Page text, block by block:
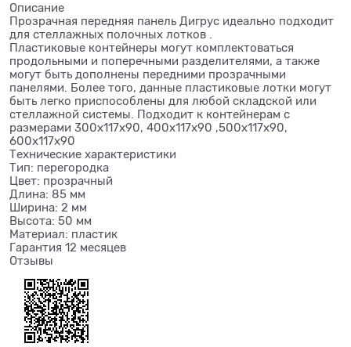
Описание
Прозрачная передняя панель Дигрус идеально подходит
для стеллажных полочных лотков .
Пластиковые контейнеры могут комплектоваться
продольными и поперечными разделителями, а также
могут быть дополнены передними прозрачными
панелями. Более того, данные пластиковые лотки могут
быть легко приспособлены для любой складской или
стеллажной системы. Подходит к контейнерам с
размерами 300х117х90, 400х117х90 ,500х117х90,
600х117х90
Технические характеристики
Тип: перегородка
Цвет: прозрачный
Длина: 85 мм
Ширина: 2 мм
Высота: 50 мм
Материал: пластик
Гарантия 12 месяцев
Отзывы